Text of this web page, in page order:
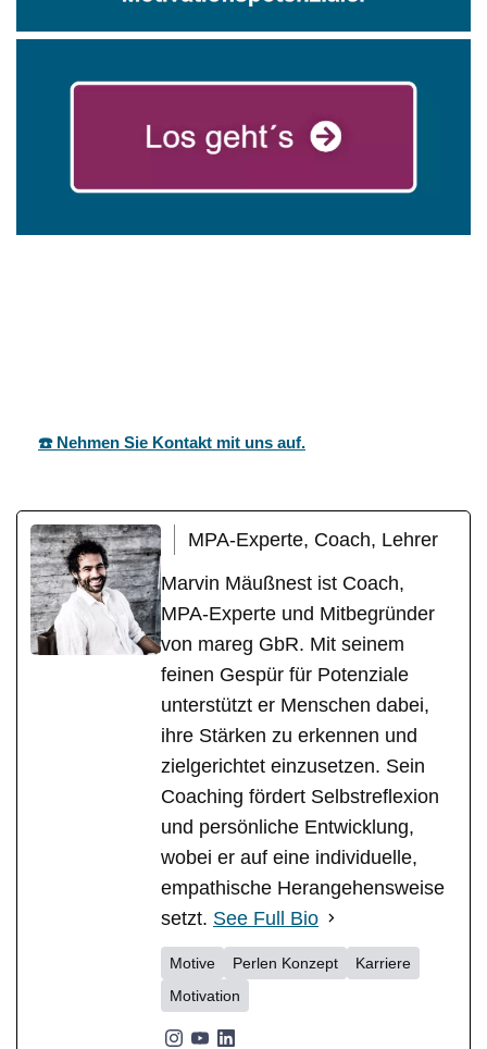
☎️ Nehmen Sie Kontakt mit uns auf.
MPA-Experte, Coach, Lehrer
Marvin Mäußnest ist Coach,
MPA-Experte und Mitbegründer
von mareg GbR. Mit seinem
feinen Gespür für Potenziale
unterstützt er Menschen dabei,
ihre Stärken zu erkennen und
zielgerichtet einzusetzen. Sein
Coaching fördert Selbstreflexion
und persönliche Entwicklung,
wobei er auf eine individuelle,
empathische Herangehensweise
setzt. See Full Bio
Motive Perlen Konzept
Karriere
Motivation